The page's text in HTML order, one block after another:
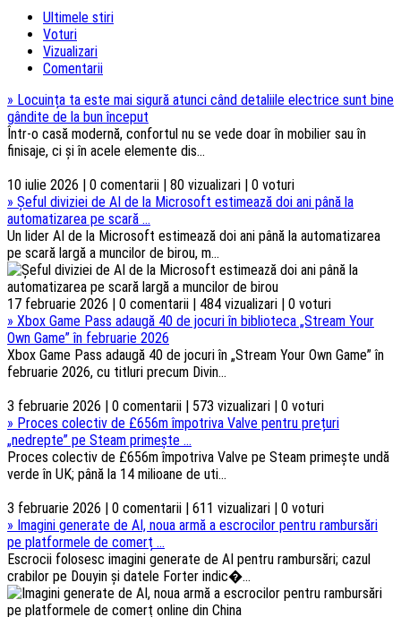
Ultimele stiri
Voturi
Vizualizari
Comentarii
» Locuința ta este mai sigură atunci când detaliile electrice sunt bine
gândite de la bun început
Într-o casă modernă, confortul nu se vede doar în mobilier sau în
finisaje, ci și în acele elemente dis...
10 iulie 2026 | 0 comentarii | 80 vizualizari | 0 voturi
» Șeful diviziei de AI de la Microsoft estimează doi ani până la
automatizarea pe scară ...
Un lider AI de la Microsoft estimează doi ani până la automatizarea
pe scară largă a muncilor de birou, m...
17 februarie 2026 | 0 comentarii | 484 vizualizari | 0 voturi
» Xbox Game Pass adaugă 40 de jocuri în biblioteca „Stream Your
Own Game” în februarie 2026
Xbox Game Pass adaugă 40 de jocuri în „Stream Your Own Game” în
februarie 2026, cu titluri precum Divin...
3 februarie 2026 | 0 comentarii | 573 vizualizari | 0 voturi
» Proces colectiv de £656m împotriva Valve pentru prețuri
„nedrepte” pe Steam primește ...
Proces colectiv de £656m împotriva Valve pe Steam primește undă
verde în UK; până la 14 milioane de uti...
3 februarie 2026 | 0 comentarii | 611 vizualizari | 0 voturi
» Imagini generate de AI, noua armă a escrocilor pentru rambursări
pe platformele de comerț ...
Escrocii folosesc imagini generate de AI pentru rambursări; cazul
crabilor pe Douyin și datele Forter indic�...